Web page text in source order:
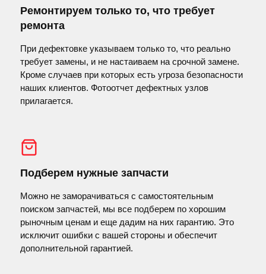
Ремонтируем только то, что требует
ремонта
При дефектовке указываем только то, что реально
требует замены, и не настаиваем на срочной замене.
Кроме случаев при которых есть угроза безопасности
наших клиентов. Фотоотчет дефектных узлов
прилагается.
Подберем нужные запчасти
Можно не заморачиваться с самостоятельным
поиском запчастей, мы все подберем по хорошим
рыночным ценам и еще дадим на них гарантию. Это
исключит ошибки с вашей стороны и обеспечит
дополнительной гарантией.